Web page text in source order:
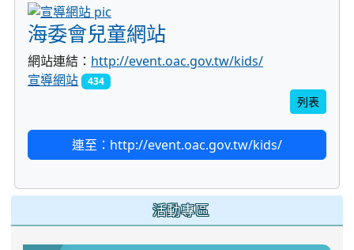
海委會兒童網站
網站連結： http://event.oac.gov.tw/kids/
宣導網站
434
列表
連至：http://event.oac.gov.tw/kids/
活動專區